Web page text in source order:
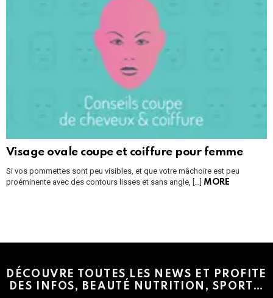
Visage ovale coupe et coiffure pour femme
Si vos pommettes sont peu visibles, et que votre mâchoire est peu
proéminente avec des contours lisses et sans angle, […] MORE
DÉCOUVRE TOUTES LES NEWS ET PROFITE
DES INFOS, BEAUTÉ NUTRITION, SPORT…